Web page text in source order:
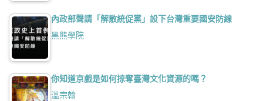
內政部聲請「解散統促黨」設下台灣重要國安防線
黑熊學院
你知道京戲是如何掠奪臺灣文化資源的嗎？
溫宗翰